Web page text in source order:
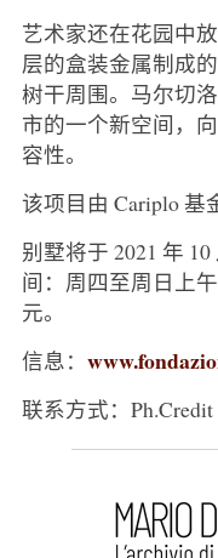
艺术家还在花园中
层的盒装金属制成
树干周围。马尔切
市的一个新空间，
容性。
该项目由 Cariplo 基
别墅将于 2021 年
间：周四至周日上
元。
信息：
联系方式：Ph.Credit